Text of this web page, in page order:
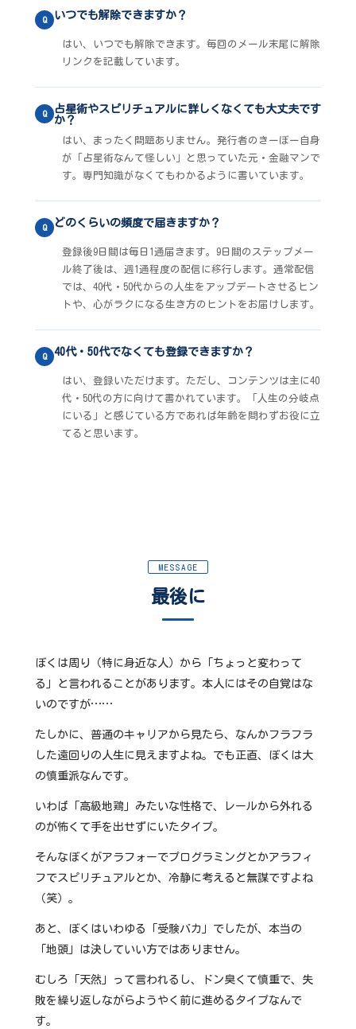
Q いつでも解除できますか？
はい、いつでも解除できます。毎回のメール末尾に解除
リンクを記載しています。
Q
占星術やスピリチュアルに詳しくなくても大丈夫です
か？
はい、まったく問題ありません。発行者のきーぼー自身
が「占星術なんて怪しい」と思っていた元・金融マンで
す。専門知識がなくてもわかるように書いています。
Q どのくらいの頻度で届きますか？
登録後9日間は毎日1通届きます。9日間のステップメー
ル終了後は、週1通程度の配信に移行します。通常配信
では、40代・50代からの人生をアップデートさせるヒン
トや、心がラクになる生き方のヒントをお届けします。
Q 40代・50代でなくても登録できますか？
はい、登録いただけます。ただし、コンテンツは主に40
代・50代の方に向けて書かれています。「人生の分岐点
にいる」と感じている方であれば年齢を問わずお役に立
てると思います。
MESSAGE
最後に
ぼくは周り（特に身近な人）から「ちょっと変わって
る」と言われることがあります。本人にはその自覚はな
いのですが……
たしかに、普通のキャリアから見たら、なんかフラフラ
した遠回りの人生に見えますよね。でも正直、ぼくは大
の慎重派なんです。
いわば「高級地鶏」みたいな性格で、レールから外れる
のが怖くて手を出せずにいたタイプ。
そんなぼくがアラフォーでプログラミングとかアラフィ
フでスピリチュアルとか、冷静に考えると無謀ですよね
（笑）。
あと、ぼくはいわゆる「受験バカ」でしたが、本当の
「地頭」は決していい方ではありません。
むしろ「天然」って言われるし、ドン臭くて慎重で、失
敗を繰り返しながらようやく前に進めるタイプなんで
す。